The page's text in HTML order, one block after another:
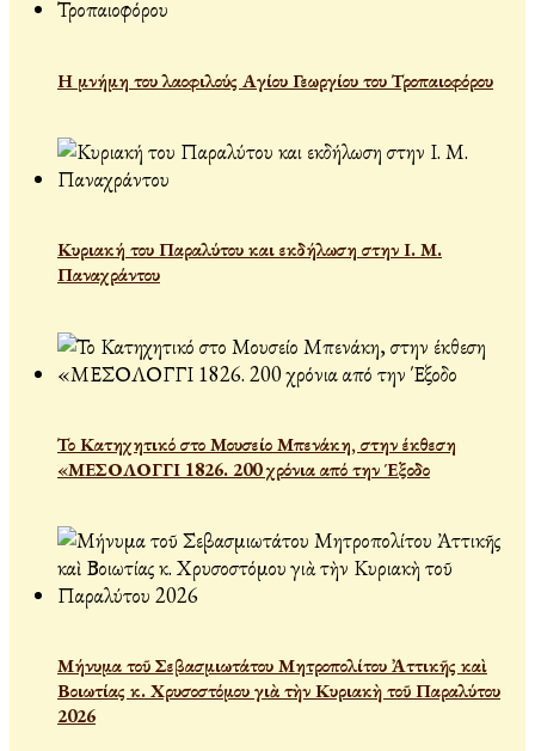
Η μνήμη του λαοφιλούς Αγίου Γεωργίου του Τροπαιοφόρου
Κυριακή του Παραλύτου και εκδήλωση στην Ι. Μ.
Παναχράντου
Το Κατηχητικό στο Μουσείο Μπενάκη, στην έκθεση
«ΜΕΣΟΛΟΓΓΙ 1826. 200 χρόνια από την Έξοδο
Μήνυμα τοῦ Σεβασμιωτάτου Μητροπολίτου Ἀττικῆς καὶ
Βοιωτίας κ. Χρυσοστόμου γιὰ τὴν Κυριακὴ τοῦ Παραλύτου
2026